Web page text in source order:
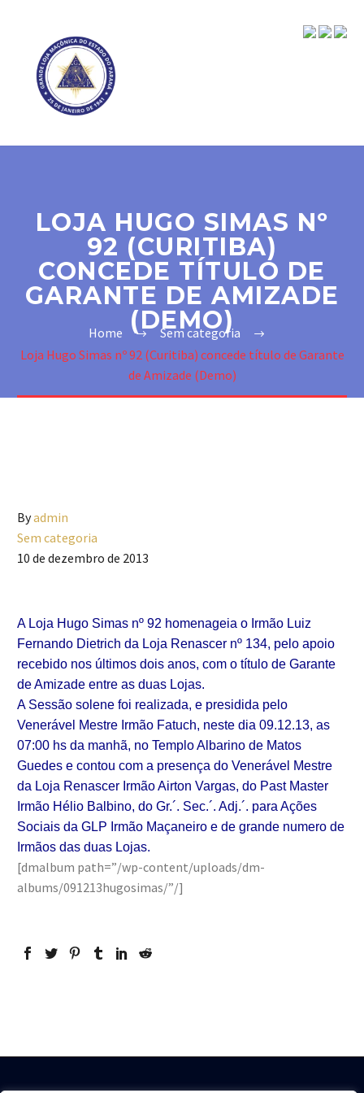
LOJA HUGO SIMAS Nº
92 (CURITIBA)
CONCEDE TÍTULO DE
GARANTE DE AMIZADE
(DEMO)
Home
Sem categoria
Loja Hugo Simas nº 92 (Curitiba) concede título de Garante
de Amizade (Demo)
Byadmin
Sem categoria
10 de dezembro de 2013
A Loja Hugo Simas nº 92 homenageia o Irmão Luiz
Fernando Dietrich da Loja Renascer nº 134, pelo apoio
recebido nos últimos dois anos, com o título de Garante
de Amizade entre as duas Lojas.
A Sessão solene foi realizada, e presidida pelo
Venerável Mestre Irmão Fatuch, neste dia 09.12.13, as
07:00 hs da manhã, no Templo Albarino de Matos
Guedes e contou com a presença do Venerável Mestre
da Loja Renascer Irmão Airton Vargas, do Past Master
Irmão Hélio Balbino, do Gr.´. Sec.´. Adj.´. para Ações
Sociais da GLP Irmão Maçaneiro e de grande numero de
Irmãos das duas Lojas.
[dmalbum path=”/wp-content/uploads/dm-
albums/091213hugosimas/”/]